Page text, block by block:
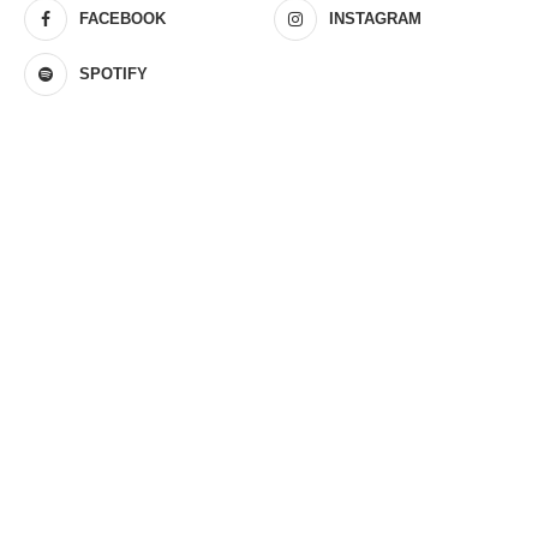
FACEBOOK INSTAGRAM
SPOTIFY